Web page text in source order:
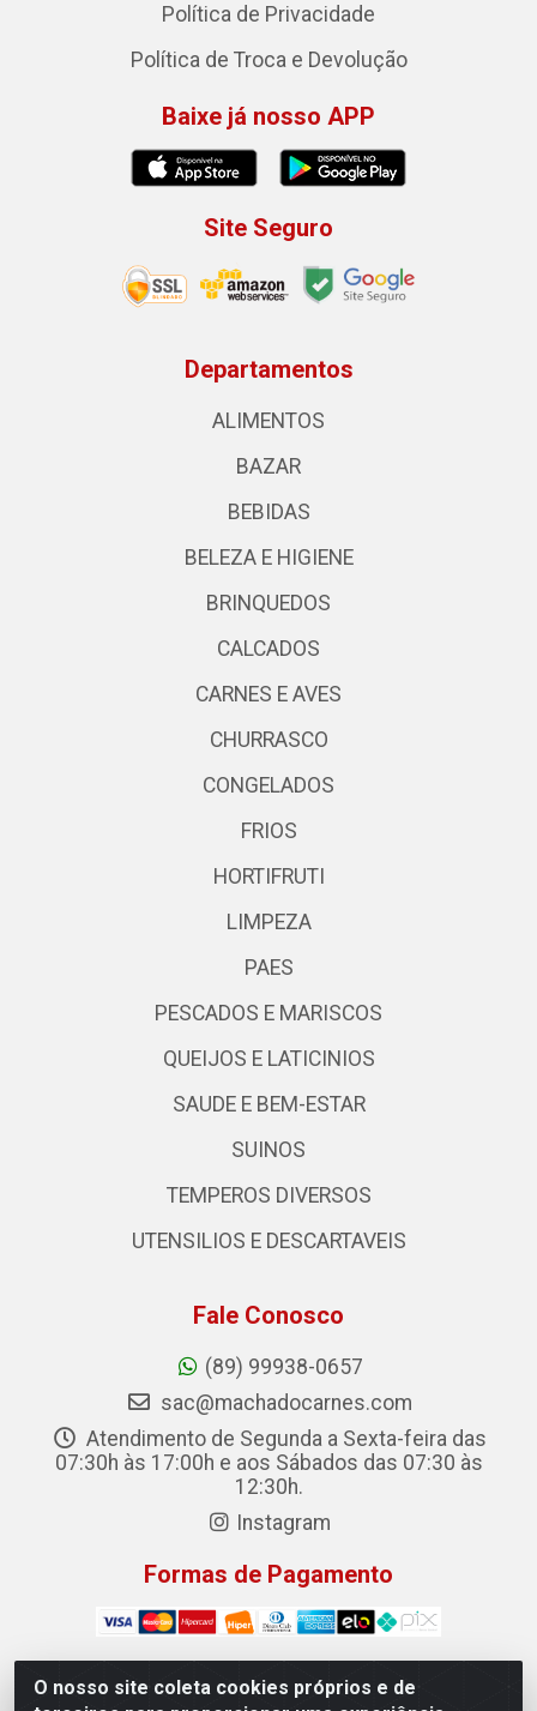
O nosso site coleta cookies próprios e de
Política de Privacidade
Política de Troca e Devolução
Baixe já nosso APP
Site Seguro
Departamentos
ALIMENTOS
BAZAR
BEBIDAS
BELEZA E HIGIENE
BRINQUEDOS
CALCADOS
CARNES E AVES
CHURRASCO
CONGELADOS
FRIOS
HORTIFRUTI
LIMPEZA
PAES
PESCADOS E MARISCOS
QUEIJOS E LATICINIOS
SAUDE E BEM-ESTAR
SUINOS
TEMPEROS DIVERSOS
UTENSILIOS E DESCARTAVEIS
Fale Conosco
(89) 99938-0657
sac@machadocarnes.com
Atendimento de Segunda a Sexta-feira das
07:30h às 17:00h e aos Sábados das 07:30 às
12:30h.
Instagram
Formas de Pagamento